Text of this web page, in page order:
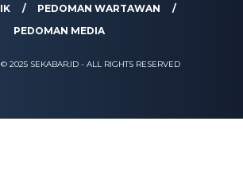
PEDOMAN WARTAWAN
PEDOMAN MEDIA
2025 SEKABAR.ID - ALL RIGHTS RESERVED